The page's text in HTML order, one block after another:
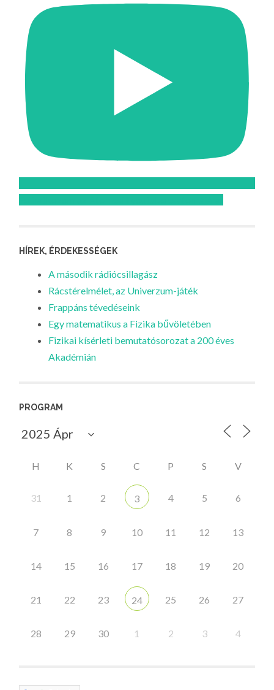
HÍREK, ÉRDEKESSÉGEK
A második rádiócsillagász
Rácstérelmélet, az Univerzum-játék
Frappáns tévedéseink
Egy matematikus a Fizika bűvöletében
Fizikai kísérleti bemutatósorozat a 200 éves
Akadémián
PROGRAM
H K S C P S V
31 1 2 3 4 5 6
7 8 9 10 11 12 13
14 15 16 17 18 19 20
21 22 23 24 25 26 27
28 29 30 1 2 3 4